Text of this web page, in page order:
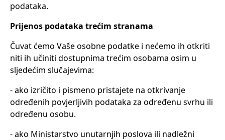
podataka.
Prijenos podataka trećim stranama
Čuvat ćemo Vaše osobne podatke i nećemo ih otkriti
niti ih učiniti dostupnima trećim osobama osim u
sljedećim slučajevima:
- ako izričito i pismeno pristajete na otkrivanje
određenih povjerljivih podataka za određenu svrhu ili
određenu osobu.
- ako Ministarstvo unutarnjih poslova ili nadležni